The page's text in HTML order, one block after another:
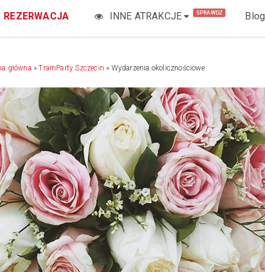
REZERWACJA INNE ATRAKCJE SPRAWDŹ Blog
główna »TramParty Szczecin » Wydarzenia okolicznościowe